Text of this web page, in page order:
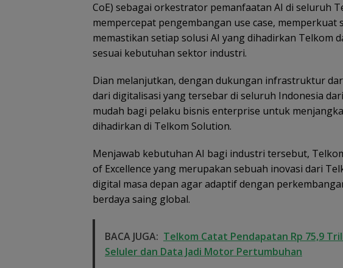
CoE) sebagai orkestrator pemanfaatan AI di seluruh
mempercepat pengembangan use case,
memastikan setiap solusi AI yang dihadirkan Telkom
sesuai kebutuhan sektor industri.
Dian melanjutkan, dengan dukungan infrastruktur
dari digitalisasi yang tersebar di seluruh Indonesia
mudah bagi pelaku bisnis enterprise untuk
dihadirkan di Telkom Solution.
Menjawab kebutuhan AI bagi industri tersebut,
of Excellence yang merupakan sebuah inovasi dari
digital masa depan agar adaptif dengan
berdaya saing global.
BACA JUGA: Telkom Catat Pendapatan Rp 75,9
Seluler dan Data Jadi Motor Pertumbuhan